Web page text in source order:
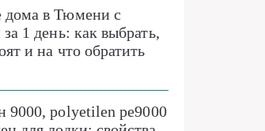
в Тюмени с
1 день: как выбрать,
и на что обратить
9000, polyetilen pe9000